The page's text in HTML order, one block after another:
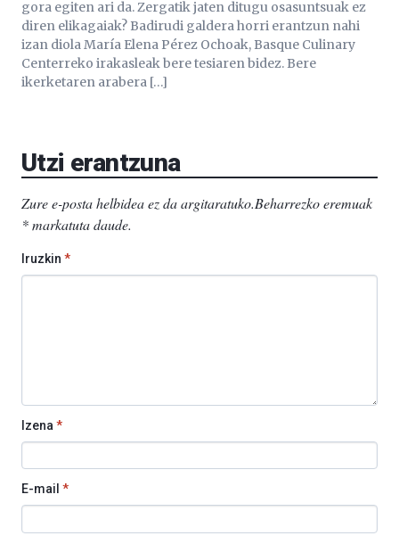
gora egiten ari da. Zergatik jaten ditugu osasuntsuak ez
diren elikagaiak? Badirudi galdera horri erantzun nahi
izan diola María Elena Pérez Ochoak, Basque Culinary
Centerreko irakasleak bere tesiaren bidez. Bere
ikerketaren arabera […]
Utzi erantzuna
Zure e-posta helbidea ez da argitaratuko.Beharrezko eremuak
*markatuta daude.
Iruzkin *
Izena *
E-mail *